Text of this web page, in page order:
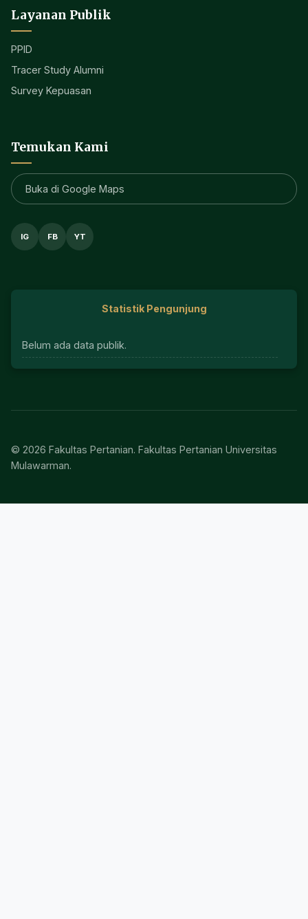
Layanan Publik
PPID
Tracer Study Alumni
Survey Kepuasan
Temukan Kami
Buka di Google Maps
IG FB YT
Statistik Pengunjung
Belum ada data publik.
© 2026 Fakultas Pertanian. Fakultas Pertanian Universitas
Mulawarman.